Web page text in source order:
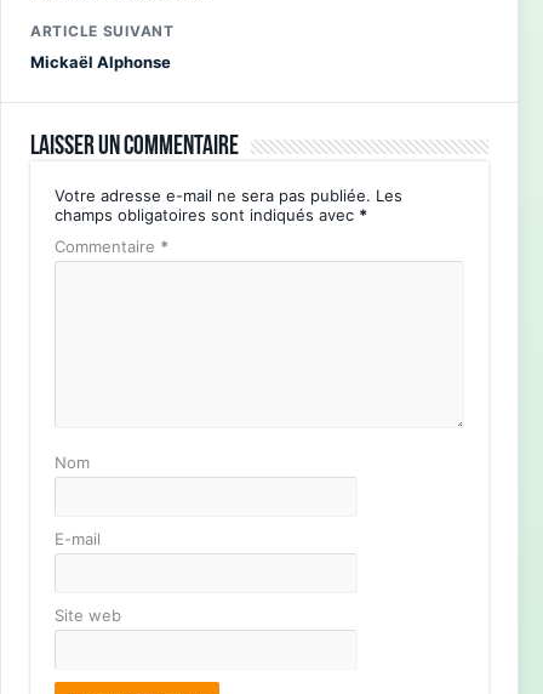
ARTICLE SUIVANT
Mickaël Alphonse
Laisser un commentaire
Votre adresse e-mail ne sera pas publiée. Les
champs obligatoires sont indiqués avec *
Commentaire *
Nom
E-mail
Site web